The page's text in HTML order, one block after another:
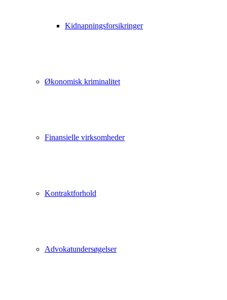
Kidnapningsforsikringer
Økonomisk kriminalitet
Finansielle virksomheder
Kontraktforhold
Advokatundersøgelser